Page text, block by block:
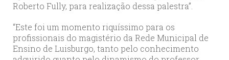
Roberto Fully, para realização dessa palestra”.
“Este foi um momento riquíssimo para os
profissionais do magistério da Rede Municipal de
Ensino de Luisburgo, tanto pelo conhecimento